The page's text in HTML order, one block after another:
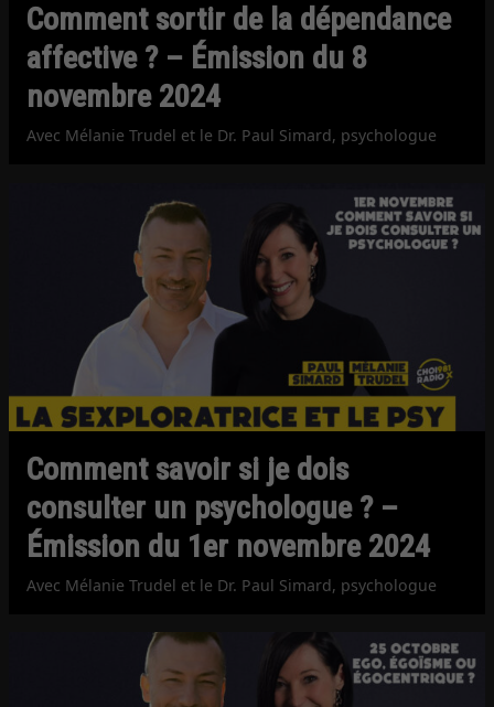
Comment sortir de la dépendance
affective ? – Émission du 8
novembre 2024
Avec Mélanie Trudel et le Dr. Paul Simard, psychologue
Comment savoir si je dois
consulter un psychologue ? –
Émission du 1er novembre 2024
Avec Mélanie Trudel et le Dr. Paul Simard, psychologue